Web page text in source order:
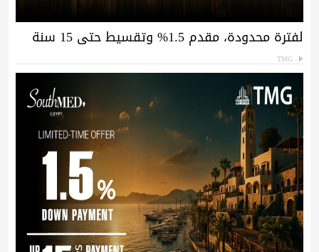
لفترة محدودة، مقدم 1.5% وتقسيط حتى 15 سنة
TMG